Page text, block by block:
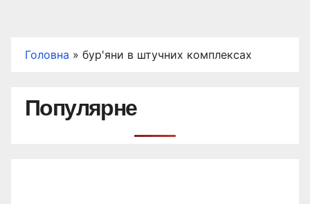
Головна » бур'яни в штучних комплексах
Популярне